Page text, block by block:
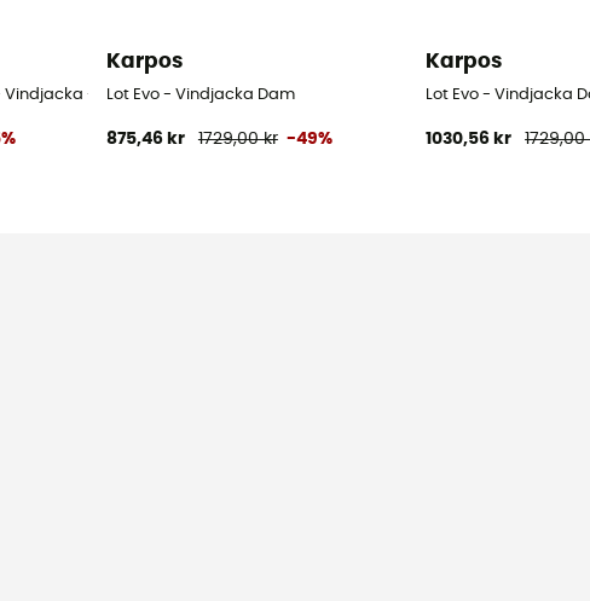
Vindjacka - Dam
Karpos
Lot Evo - Vindjacka Dam
875,46 kr 1729,00 kr -49%
Karpos
Lot Evo - Vindjacka
1030,56 kr 1729,00